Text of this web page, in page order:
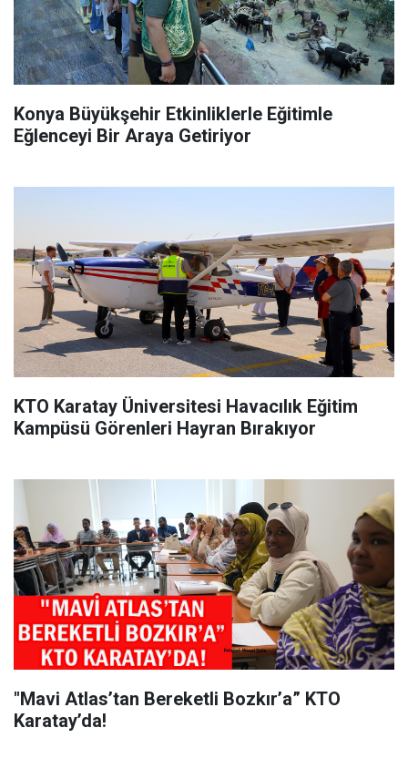
Konya Büyükşehir Etkinliklerle Eğitimle
Eğlenceyi Bir Araya Getiriyor
KTO Karatay Üniversitesi Havacılık Eğitim
Kampüsü Görenleri Hayran Bırakıyor
"Mavi Atlas’tan Bereketli Bozkır’a” KTO
Karatay’da!